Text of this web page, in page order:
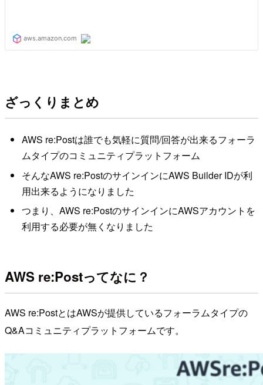
ざっくりまとめ
AWS re:Postは誰でも気軽に質問/回答が出来るフォーラ
ムタイプのコミュニティプラットフォーム
そんなAWS re:PostのサインインにAWS Builder IDが利
用出来るようになりました
つまり、AWS re:PostのサインインにAWSアカウントを
利用する必要が無くなりました
AWS re:Postってなに？
AWS re:PostとはAWSが提供しているフォーラムタイプの
Q&Aコミュニティプラットフォームです。